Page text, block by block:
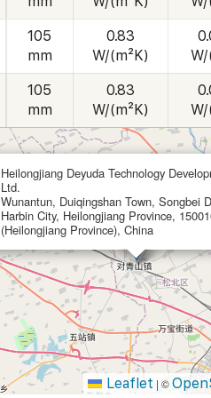
105
mm
0.83
W/(m²K)
105
mm
0.83
W/(m²K)
Heilongjiang Deyuda Technology
Ltd.
Wunantun, Duiqingshan Town, Songbei
Harbin City, Heilongjiang Province,
(Heilongjiang Province), China
Leaflet | ©